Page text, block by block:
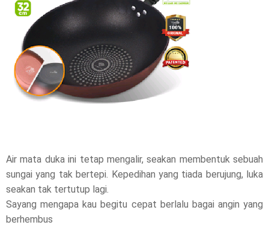
t
s
t
p
Air mata duka ini tetap mengalir, seakan membentuk sebuah
sungai yang tak bertepi. Kepedihan yang tiada berujung, luka
seakan tak tertutup lagi.
Sayang mengapa kau begitu cepat berlalu bagai angin yang
berhembus